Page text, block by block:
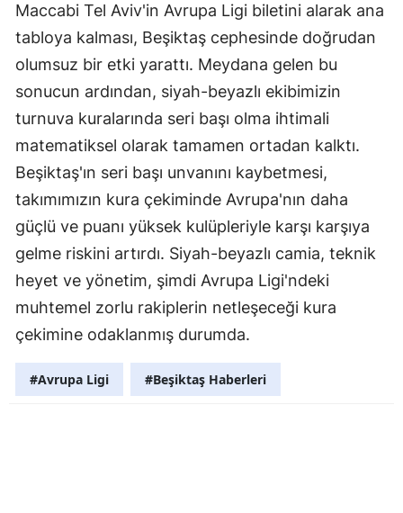
Maccabi Tel Aviv'in Avrupa Ligi biletini alarak ana
tabloya kalması, Beşiktaş cephesinde doğrudan
olumsuz bir etki yarattı. Meydana gelen bu
sonucun ardından, siyah-beyazlı ekibimizin
turnuva kuralarında seri başı olma ihtimali
matematiksel olarak tamamen ortadan kalktı.
Beşiktaş'ın seri başı unvanını kaybetmesi,
takımımızın kura çekiminde Avrupa'nın daha
güçlü ve puanı yüksek kulüpleriyle karşı karşıya
gelme riskini artırdı. Siyah-beyazlı camia, teknik
heyet ve yönetim, şimdi Avrupa Ligi'ndeki
muhtemel zorlu rakiplerin netleşeceği kura
çekimine odaklanmış durumda.
#Avrupa Ligi #Beşiktaş Haberleri